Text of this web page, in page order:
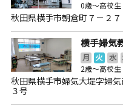
0歳～高校生
秋田県横手市朝倉町７－２７
横手婦気
月 火 水
2歳～高校生
秋田県横手市婦気大堤字婦
３号